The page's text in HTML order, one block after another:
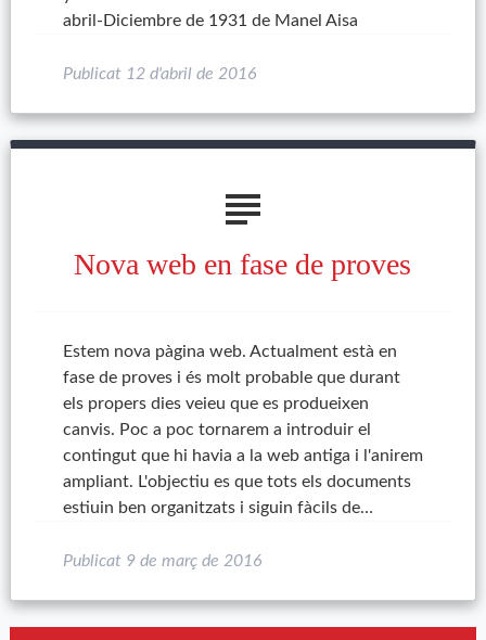
abril-Diciembre de 1931 de Manel Aisa
Publicat 12 d'abril de 2016
subject
Nova web en fase de proves
Estem nova pàgina web. Actualment està en
fase de proves i és molt probable que durant
els propers dies veieu que es produeixen
canvis. Poc a poc tornarem a introduir el
contingut que hi havia a la web antiga i l'anirem
ampliant. L'objectiu es que tots els documents
estiuin ben organitzats i siguin fàcils de…
Publicat 9 de març de 2016